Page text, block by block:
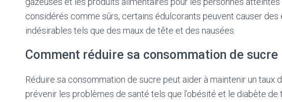
considérés comme sûrs, certains édulcorants peuvent causer
indésirables tels que des maux de tête et des nausées.
Comment réduire sa consommation de sucre
Réduire sa consommation de sucre peut aider à maintenir un taux
prévenir les problèmes de santé tels que l’obésité et le diabète de